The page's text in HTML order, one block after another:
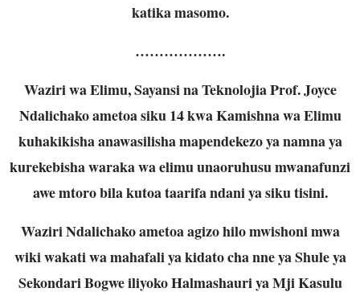
katika masomo.
……………….
Waziri wa Elimu, Sayansi na Teknolojia Prof. Joyce
Ndalichako ametoa siku 14 kwa Kamishna wa Elimu
kuhakikisha anawasilisha mapendekezo ya namna ya
kurekebisha waraka wa elimu unaoruhusu mwanafunzi
awe mtoro bila kutoa taarifa ndani ya siku tisini.
Waziri Ndalichako ametoa agizo hilo mwishoni mwa
wiki wakati wa mahafali ya kidato cha nne ya Shule ya
Sekondari Bogwe iliyoko Halmashauri ya Mji Kasulu